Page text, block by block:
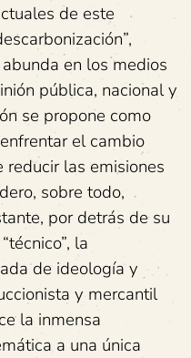
de este
en los medios
pública, nacional y
se propone como
el cambio
las emisiones
sobre todo,
por detrás de su
la
de ideología y
y mercantil
la inmensa
a una única